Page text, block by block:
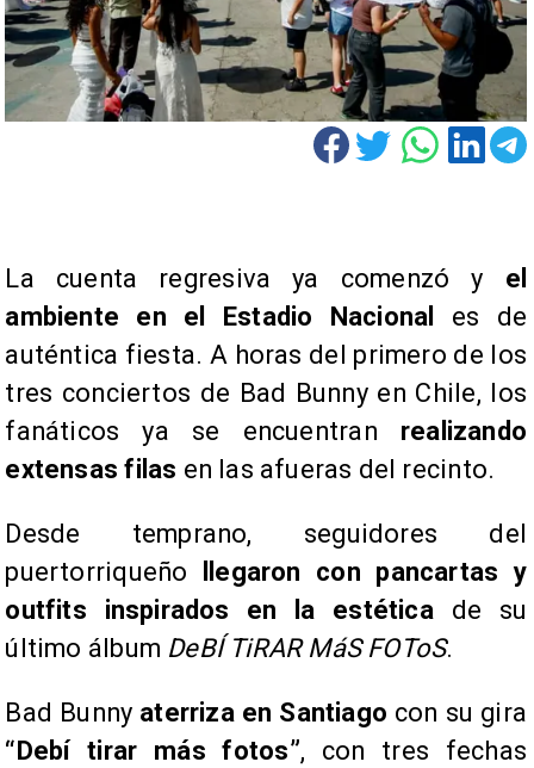
La cuenta regresiva ya comenzó y el
ambiente en el Estadio Nacional
es de
auténtica fiesta. A horas del primero de los
tres conciertos de Bad Bunny en Chile, los
fanáticos ya se encuentran realizando
extensas filas en las afueras del recinto.
Desde temprano, seguidores del
puertorriqueño
llegaron con pancartas y
outfits inspirados en la estéticade su
último álbum DeBÍ TiRAR MáS FOToS.
Bad Bunny aterriza en Santiago con su gira
“Debí tirar más fotos”, con tres fechas